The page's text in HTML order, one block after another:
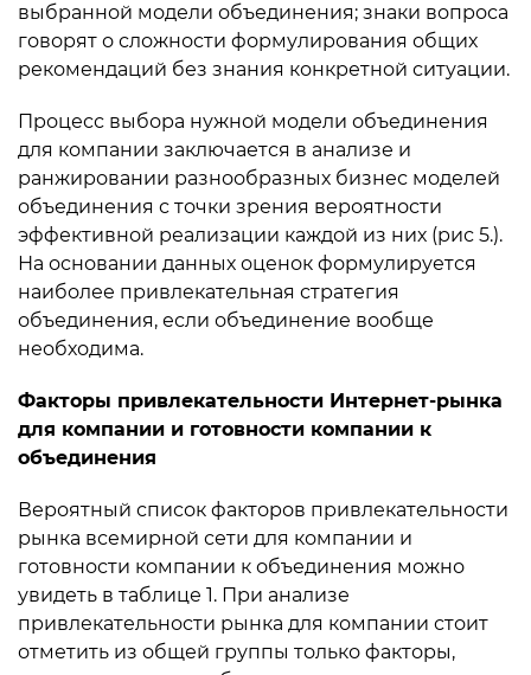
выбранной модели объединения; знаки вопроса
говорят о сложности формулирования общих
рекомендаций без знания конкретной ситуации.
Процесс выбора нужной модели объединения
для компании заключается в анализе и
ранжировании разнообразных бизнес моделей
объединения с точки зрения вероятности
эффективной реализации каждой из них (рис 5.).
На основании данных оценок формулируется
наиболее привлекательная стратегия
объединения, если объединение вообще
необходима.
Факторы привлекательности Интернет-рынка
для компании и готовности компании к
объединения
Вероятный список факторов привлекательности
рынка всемирной сети для компании и
готовности компании к объединения можно
увидеть в таблице 1. При анализе
привлекательности рынка для компании стоит
отметить из общей группы только факторы,